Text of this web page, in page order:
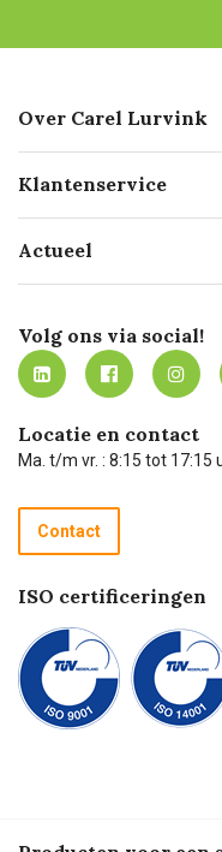
Over Carel Lurvink
Geschiedenis
Missie
Certificering
Werken bij Carel Lurvink
MVO
Klantenservice
Bezorgen
Mijn Carel Lurvink
Mijn Carel Lurvink
Carel Lurvink App
Hulp op afstand
Technische dienst
Recycle programma
Betalen
Actueel
Innovation LAB
Tevreden klanten
Carel Lurvink Blog
Carel de podcast
Volg ons via social!
Locatie en contact
Ma. t/m vr. : 8:15 tot 17:15
Contact
ISO certificeringen